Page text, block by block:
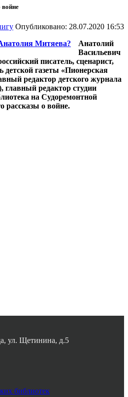
Опубликовано: 28.07.2020 16:53
Анатолий
Васильевич
писатель, сценарист,
детской газеты «Пионерская
редактор детского журнала
главный редактор студии
на Судоремонтной
рассказы о войне.
ул. Щетинина, д.5
библиотек